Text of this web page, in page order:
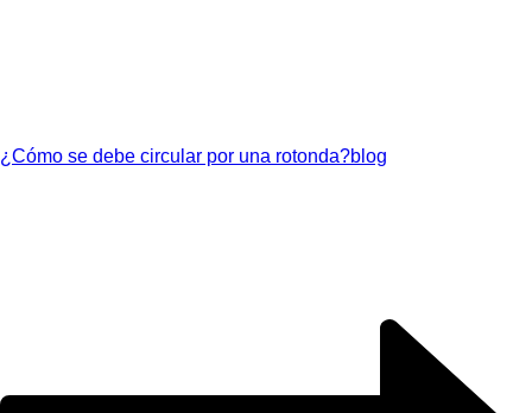
¿Cómo se debe circular por una rotonda?blog